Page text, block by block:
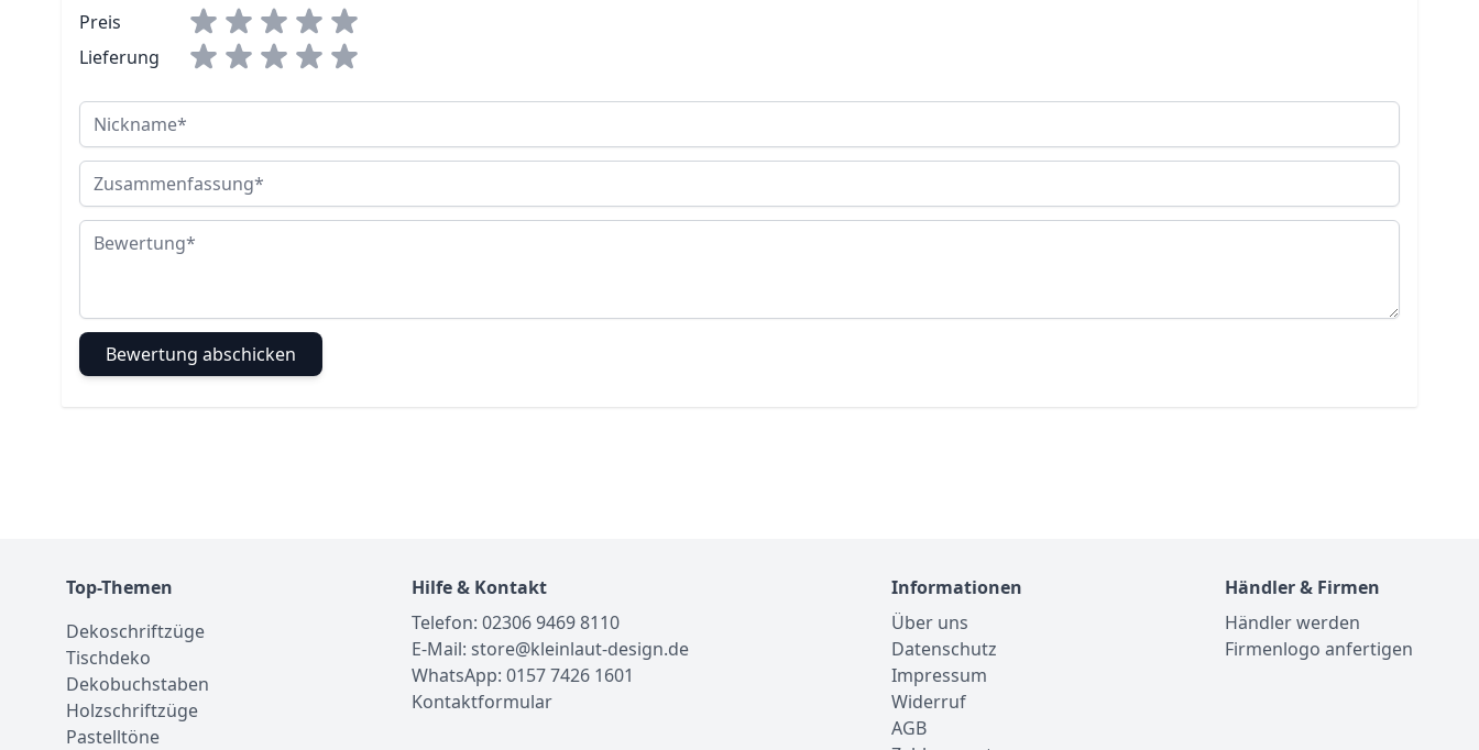
Preis
Lieferung
Nickname
Zusammenfassung
Bewertung
Bewertung abschicken
Top-Themen
Dekoschriftzüge
Tischdeko
Dekobuchstaben
Holzschriftzüge
Pastelltöne
Hilfe & Kontakt
Telefon: 02306 9469 8110
E-Mail: store@kleinlaut-design.de
WhatsApp: 0157 7426 1601
Kontaktformular
Informationen
Über uns
Datenschutz
Impressum
Widerruf
AGB
Händler & Firmen
Händler werden
Firmenlogo anfertigen